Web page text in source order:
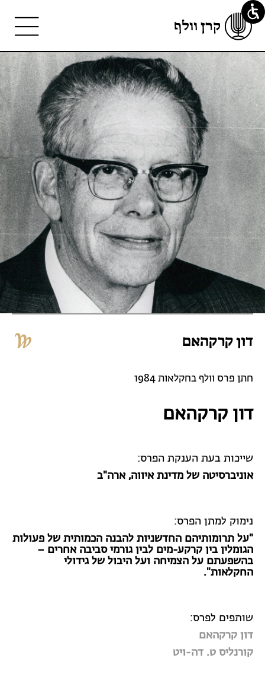
דון קרקהאם
חתן פרס וולף בחקלאות 1984
דון קרקהאם
שייכות בעת הענקת הפרס:
אוניברסיטה של מדינת איווה, ארה"ב
נימוק למתן הפרס:
"על תרומותיהם החדשניות להבנה הכמותית של פעולות
הגומלין בין קרקע-מים לבין גורמי סביבה אחרים –
בהשפעתם על הצמיחה ועל היבול של גידולי
החקלאות".
שותפים לפרס:
דון קרקהאם
קורנליס ט. דה-ויט